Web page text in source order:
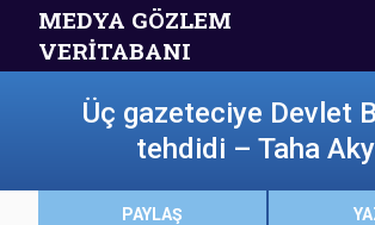
MEDYA GÖZLEM
VERİTABANI
Üç gazeteciye Devlet
tehdidi – Taha
PAYLAŞ